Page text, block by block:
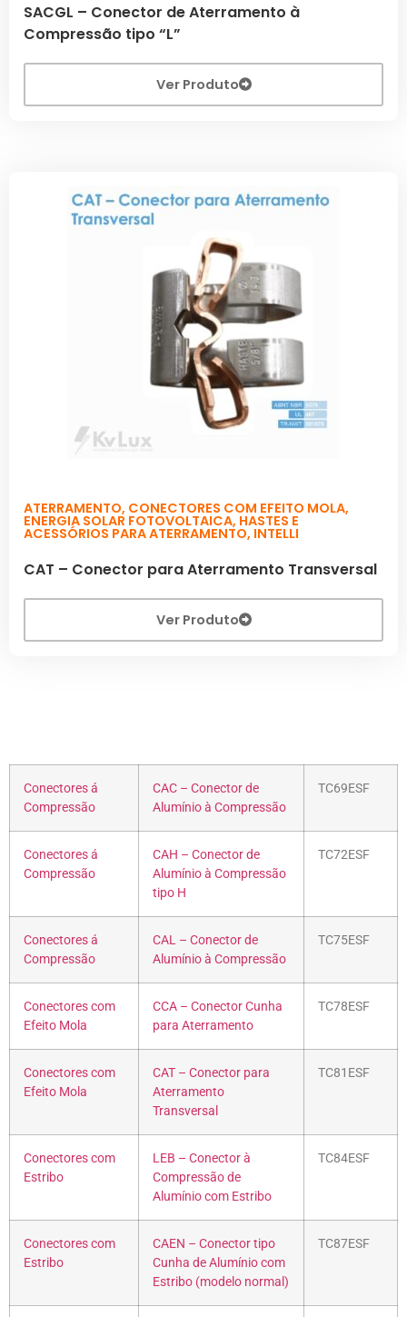
SACGL – Conector de Aterramento à
Compressão tipo “L”
Ver Produto
ATERRAMENTO, CONECTORES COM EFEITO MOLA,
ENERGIA SOLAR FOTOVOLTAICA, HASTES E
ACESSÓRIOS PARA ATERRAMENTO, INTELLI
CAT – Conector para Aterramento Transversal
Ver Produto
Conectores á
Compressão
CAC – Conector de
Alumínio à Compressão
TC69ESF
Conectores á
Compressão
CAH – Conector de
Alumínio à Compressão
tipo H
TC72ESF
Conectores á
Compressão
CAL – Conector de
Alumínio à Compressão
TC75ESF
Conectores com
Efeito Mola
CCA – Conector Cunha
para Aterramento
TC78ESF
Conectores com
Efeito Mola
CAT – Conector para
Aterramento
Transversal
TC81ESF
Conectores com
Estribo
LEB – Conector à
Compressão de
Alumínio com Estribo
TC84ESF
Conectores com
Estribo
CAEN – Conector tipo
Cunha de Alumínio com
Estribo (modelo normal)
TC87ESF